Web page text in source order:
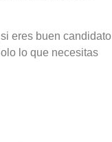
eres buen candidato
lo que necesitas